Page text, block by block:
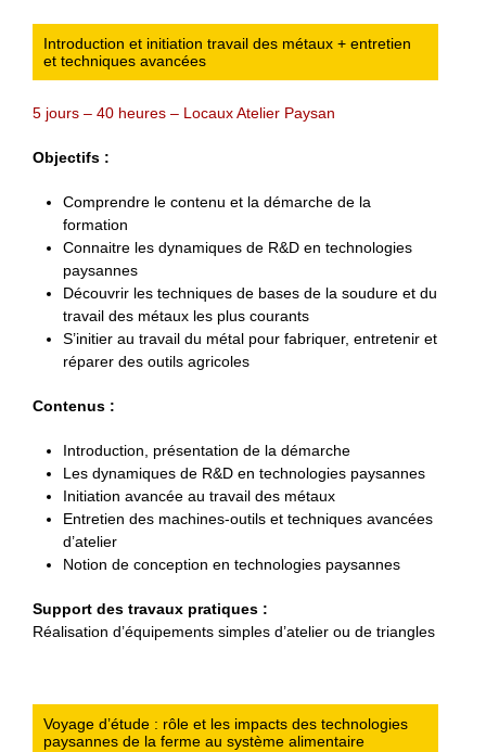
Introduction et initiation travail des métaux + entretien
et techniques avancées
5 jours – 40 heures – Locaux Atelier Paysan
Objectifs :
Comprendre le contenu et la démarche de la
formation
Connaitre les dynamiques de R&D en technologies
paysannes
Découvrir les techniques de bases de la soudure et du
travail des métaux les plus courants
S’initier au travail du métal pour fabriquer, entretenir et
réparer des outils agricoles
Contenus :
Introduction, présentation de la démarche
Les dynamiques de R&D en technologies paysannes
Initiation avancée au travail des métaux
Entretien des machines-outils et techniques avancées
d’atelier
Notion de conception en technologies paysannes
Support des travaux pratiques :
Réalisation d’équipements simples d’atelier ou de triangles
Voyage d’étude : rôle et les impacts des technologies
paysannes de la ferme au système alimentaire